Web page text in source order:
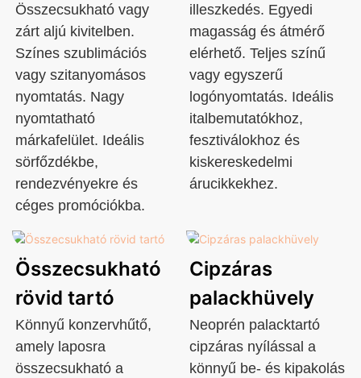
Összecsukható vagy
zárt aljú kivitelben.
Színes szublimációs
vagy szitanyomásos
nyomtatás. Nagy
nyomtatható
márkafelület. Ideális
sörfőzdékbe,
rendezvényekre és
céges promóciókba.
illeszkedés. Egyedi
magasság és átmérő
elérhető. Teljes színű
vagy egyszerű
logónyomtatás. Ideális
italbemutatókhoz,
fesztiválokhoz és
kiskereskedelmi
árucikkekhez.
Összecsukható
rövid tartó
Könnyű konzervhűtő,
amely laposra
összecsukható a
Cipzáras
palackhüvely
Neoprén palacktartó
cipzáras nyílással a
könnyű be- és kipakolás